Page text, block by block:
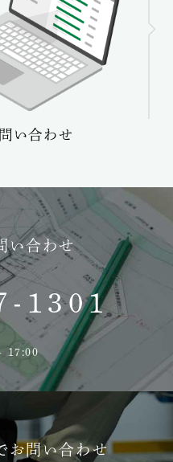
い合わせ
い合わせ
1301
17:00
お問い合わせ